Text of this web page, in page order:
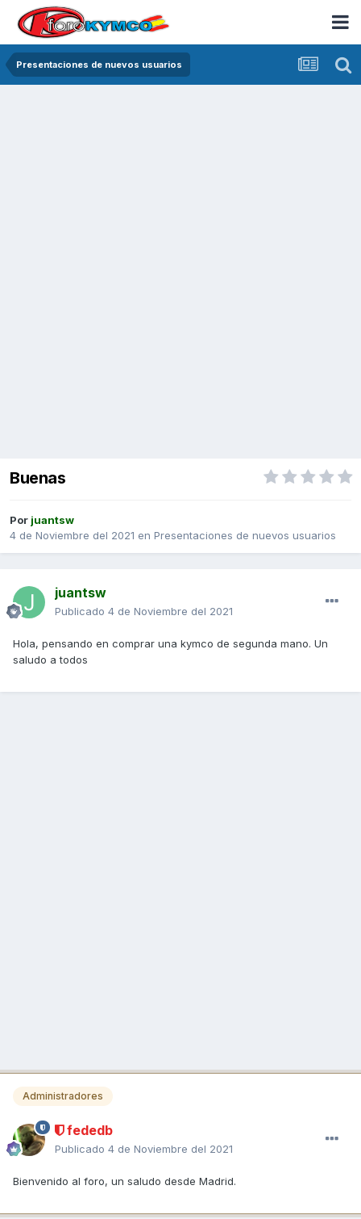
Presentaciones de nuevos usuarios
Buenas
Por juantsw
4 de Noviembre del 2021 en Presentaciones de nuevos usuarios
juantsw
Publicado 4 de Noviembre del 2021
Hola, pensando en comprar una kymco de segunda mano. Un
saludo a todos
Administradores
fededb
Publicado 4 de Noviembre del 2021
Bienvenido al foro, un saludo desde Madrid.